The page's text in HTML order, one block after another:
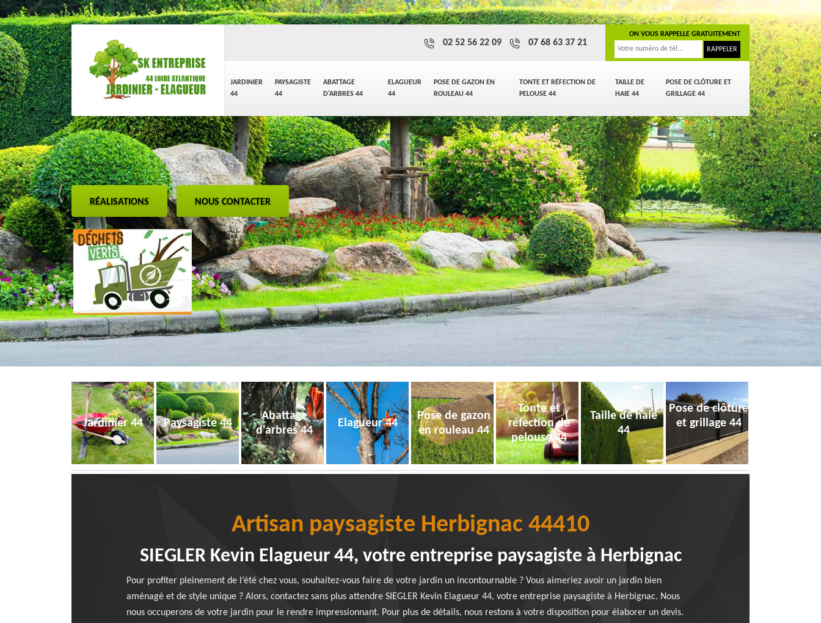
JARDINIER
44
PAYSAGISTE
44
ABATTAGE
D'ARBRES 44
ELAGUEUR
44
POSE DE GAZON EN
ROULEAU 44
TONTE ET RÉFECTION DE
PELOUSE 44
TAILLE DE
HAIE 44
POSE DE CLÔTURE ET
GRILLAGE 44
02 52 56 22 09 07 68 63 37 21
ON VOUS RAPPELLE GRATUITEMENT
RÉALISATIONS NOUS CONTACTER
Jardinier 44 Paysagiste 44
Abattage
d'arbres 44
Elagueur 44
Pose de gazon
en rouleau 44
Tonte et
réfection de
pelouse 44
Taille de haie
44
Pose de clôture
et grillage 44
Artisan paysagiste Herbignac 44410
SIEGLER Kevin Elagueur 44, votre entreprise paysagiste à Herbignac
Pour profiter pleinement de l’été chez vous, souhaitez-vous faire de votre jardin un incontournable ? Vous aimeriez avoir un jardin bien
aménagé et de style unique ? Alors, contactez sans plus attendre SIEGLER Kevin Elagueur 44, votre entreprise paysagiste à Herbignac. Nous
nous occuperons de votre jardin pour le rendre impressionnant. Pour plus de détails, nous restons à votre disposition pour élaborer un devis.